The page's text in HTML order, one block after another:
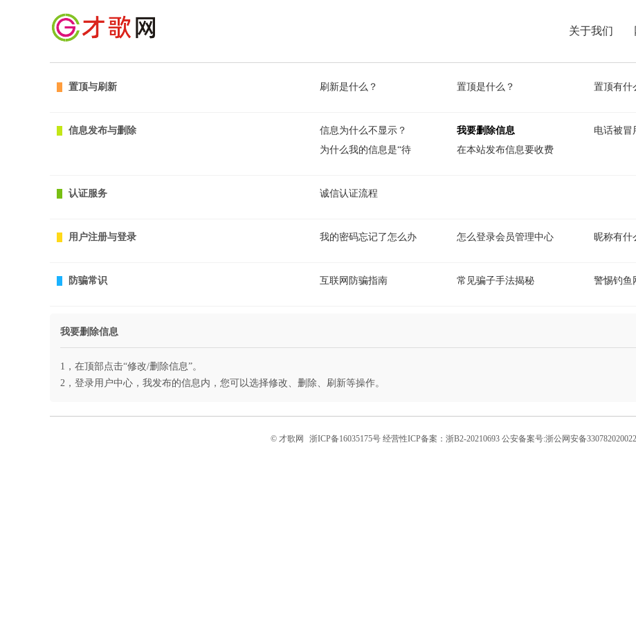
关于我们
置顶与刷新 刷新是什么？ 置顶是什么？ 置顶有什
信息发布与删除 信息为什么不显示？ 我要删除信息 电话被冒
为什么我的信息是“待
在本站发布信息要收费
认证服务 诚信认证流程
用户注册与登录 我的密码忘记了怎么办 怎么登录会员管理中心 昵称有什
防骗常识 互联网防骗指南 常见骗子手法揭秘 警惕钓鱼
我要删除信息
1，在顶部点击“修改/删除信息”。
2，登录用户中心，我发布的信息内，您可以选择修改、删除、刷新等操作。
© 才歌网 浙ICP备16035175号 经营性ICP备案：浙B2-20210693 公安备案号:浙公网安备